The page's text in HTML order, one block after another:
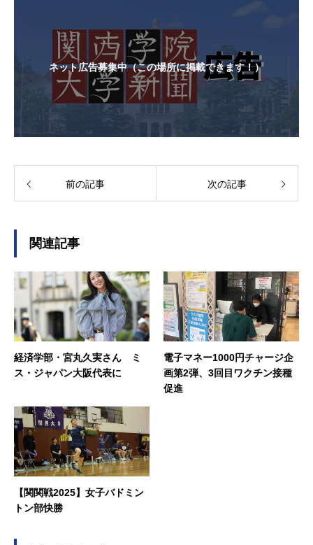
ネット広告募集中（この場所に掲載できます！）
前の記事 次の記事
関連記事
経済学部・宮丸久実さん ミ
ス・ジャパン大阪代表に
電子マネー1000円チャージ企
画第2弾、3回目ワクチン接種
促進
【関関戦2025】女子バドミン
トン部快勝